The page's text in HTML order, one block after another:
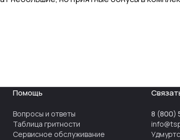
Помощь
Вопросы и ответы
Таблица гритности
Сервисное обслуживание
8 (800)